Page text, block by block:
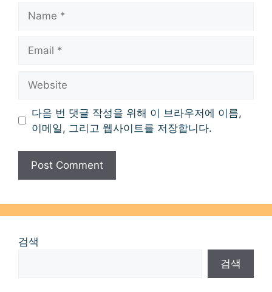
다음 번 댓글 작성을 위해 이 브라우저에 이름,
이메일, 그리고 웹사이트를 저장합니다.
검색
검색